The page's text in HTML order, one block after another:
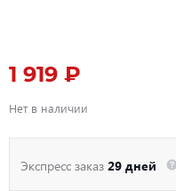
1 919 ₽
Нет в наличии
Экспресс заказ 29 дней